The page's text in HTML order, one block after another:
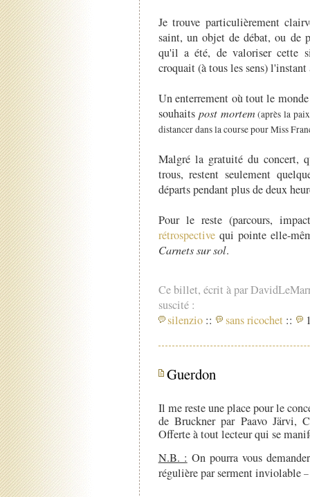
Je trouve particulièrement
saint, un objet de débat, ou de
qu'il a été, de valoriser cette
croquait (à tous les sens)
Un enterrement où tout le
souhaits post mortem (après la
distancer dans la course pour Miss
Malgré la gratuité du concert,
trous, restent seulement
départs pendant plus de deux
Pour le reste (parcours,
rétrospectivequi pointe elle-
Carnets sur sol.
Ce billet, écrit à par
suscité :
silenzio :: sans ricochet ::
Guerdon
Il me reste une place pour le
de Bruckner par Paavo Järvi,
Offerte à tout lecteur qui se
N.B. : On pourra vous
régulière par serment inviolable